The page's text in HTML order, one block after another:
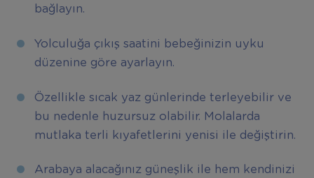
bağlayın.
Yolculuğa çıkış saatini bebeğinizin uyku
düzenine göre ayarlayın.
Özellikle sıcak yaz günlerinde terleyebilir ve
bu nedenle huzursuz olabilir. Molalarda
mutlaka terli kıyafetlerini yenisi ile değiştirin.
Arabaya alacağınız güneşlik ile hem kendinizi